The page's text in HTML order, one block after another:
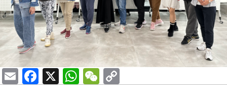
EmailFacebook
X WhatsApp
WeChat